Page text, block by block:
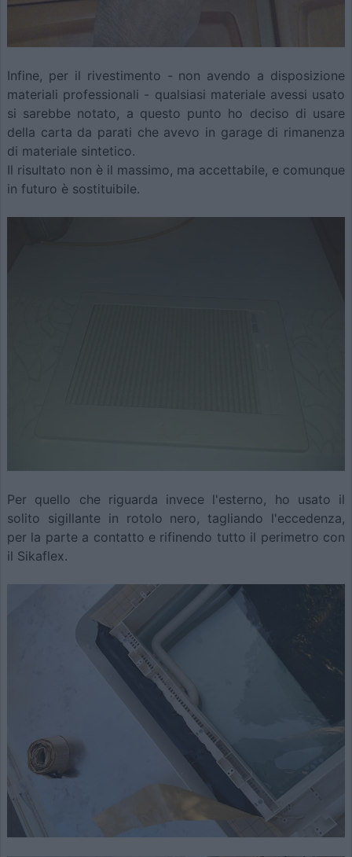
Infine, per il rivestimento - non avendo a disposizione
materiali professionali - qualsiasi materiale avessi usato
si sarebbe notato, a questo punto ho deciso di usare
della carta da parati che avevo in garage di rimanenza
di materiale sintetico.
Il risultato non è il massimo, ma accettabile, e comunque
in futuro è sostituibile.
Per quello che riguarda invece l'esterno, ho usato il
solito sigillante in rotolo nero, tagliando l'eccedenza,
per la parte a contatto e rifinendo tutto il perimetro con
il Sikaflex.